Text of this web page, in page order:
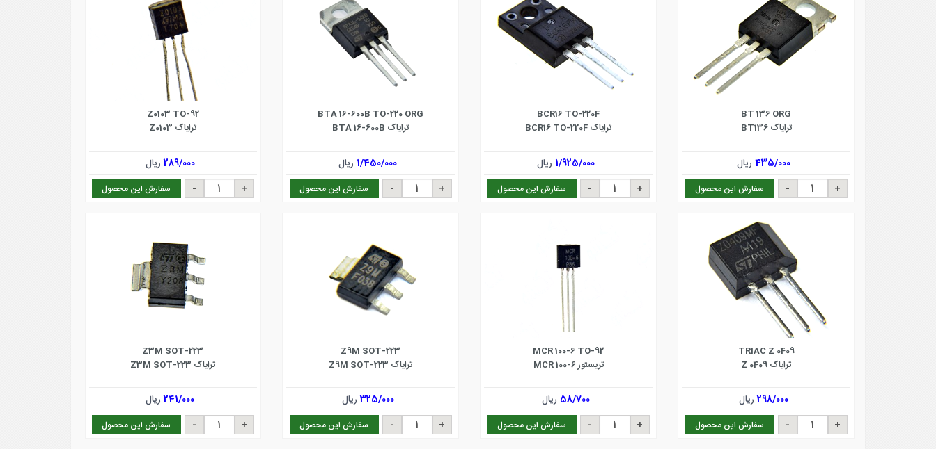
BT 136 ORG
ترایاک BT136
435/000 ریال
سفارش این محصول
BCR16 TO-220F
ترایاک BCR16 TO-220F
1/925/000 ریال
سفارش این محصول
BTA 16-600B TO-220 ORG
ترایاک BTA 16-600B
1/450/000 ریال
سفارش این محصول
Z0103 TO-92
ترایاک Z0103
289/000ریال
سفارش این محصول
TRIAC Z 0409
ترایاک Z 0409
298/000ریال
سفارش این محصول
MCR 100-6 TO-92
تریستور MCR 100-6
58/700 ریال
سفارش این محصول
Z9M SOT-223
ترایاک Z9M SOT-223
325/000ریال
سفارش این محصول
Z3M SOT-223
ترایاک Z3M SOT-223
241/000ریال
سفارش این محصول